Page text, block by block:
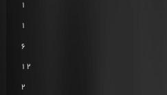
1
1
6
12
2